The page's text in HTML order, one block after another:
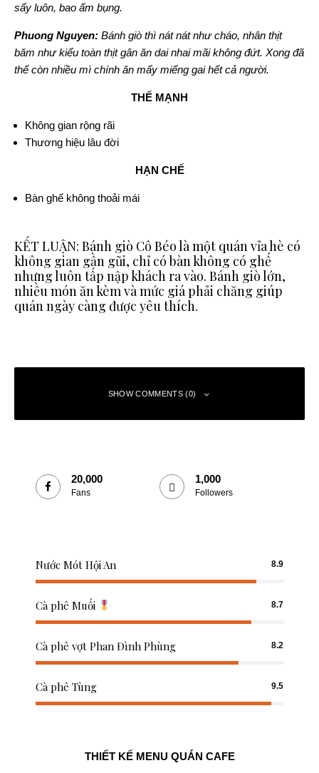
sẩy luôn, bao ấm bụng.
Phuong Nguyen: Bánh giò thì nát nát như cháo, nhân thịt
băm như kiểu toàn thịt gân ăn dai nhai mãi không đứt. Xong đã
thế còn nhiều mì chính ăn mấy miếng gai hết cả người.
THẾ MẠNH
Không gian rộng rãi
Thương hiệu lâu đời
HẠN CHẾ
Bàn ghế không thoải mái
KẾT LUẬN: Bánh giò Cô Béo là một quán vỉa hè có
không gian gần gũi, chỉ có bàn không có ghế
nhưng luôn tấp nập khách ra vào. Bánh giò lớn,
nhiều món ăn kèm và mức giá phải chăng giúp
quán ngày càng được yêu thích.
SHOW COMMENTS (0)
Email của bạn sẽ không được hiển thị công khai. Các trường bắt buộc
Trang web
20,000
Fans
1,000
Followers
Nước Mót Hội An 8.9
Cà phê Muối 8.7
Cà phê vợt Phan Đình Phùng 8.2
Cà phê Tùng 9.5
THIẾT KẾ MENU QUÁN CAFE